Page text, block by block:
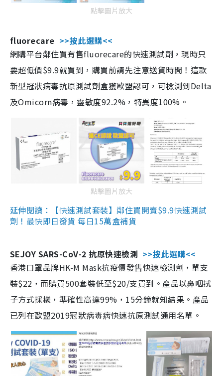
點擊圖片放大
fluorecare >>按此選購<<
網購平台鄰住買有售fluorecare的快速測試劑，現時只
要超低價$9.9就買到，購買前請先注意送貨時間！這款
新型冠狀病毒抗原測試劑盒獲歐盟認可，可檢測到Delta
及Omicorn病毒，靈敏度92.2%，特異度100%。
點擊圖片放大
延伸閱讀：【快速測試套裝】鄰住買開賣$9.9快速測試
劑！最快即日發貨 每日15萬盒補貨
SEJOY SARS-CoV-2 抗原快速檢測 >>按此選購<<
香港口罩品牌HK-M Mask抗疫價發售快速檢測劑，單支
裝$22，而購買500套裝低至$20/支買到。產品以鼻咽拭
子方式採樣，準確性高達99%，15分鐘就知結果。產品
已列在歐盟2019冠狀病毒病快速抗原測試通用名單。